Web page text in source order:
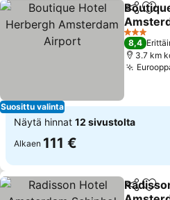
Suosittu valinta
Jaa
Katso
3
8,4
3.7 km
Näytä hinnat 12 sivustolta
Alkaen 111 €
Jaa